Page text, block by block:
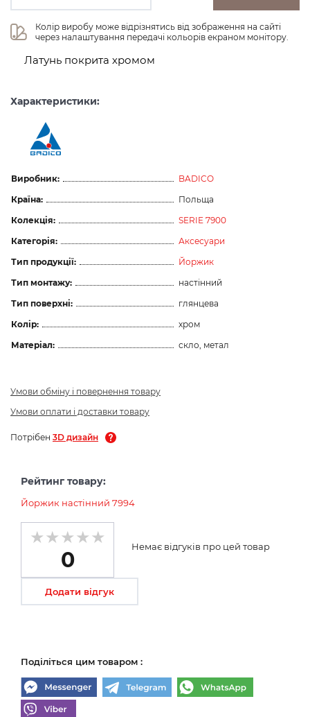
Колір виробу може відрізнятись від зображення на сайті
через налаштування передачі кольорів екраном монітору.
Латунь покрита хромом
Характеристики:
Виробник:
BADICO
Країна:
Польща
Колекція:
SERIE 7900
Категорія:
Аксесуари
Тип продукції:
Йоржик
Тип монтажу:
настінний
Тип поверхні:
глянцева
Колір:
хром
Матеріал:
скло, метал
Умови обміну і повернення товару
Умови оплати і доставки товару
Потрібен 3D дизайн
Рейтинг товару:
Йоржик настінний 7994
0
Немає відгуків про цей товар
Додати відгук
Поділіться цим товаром :